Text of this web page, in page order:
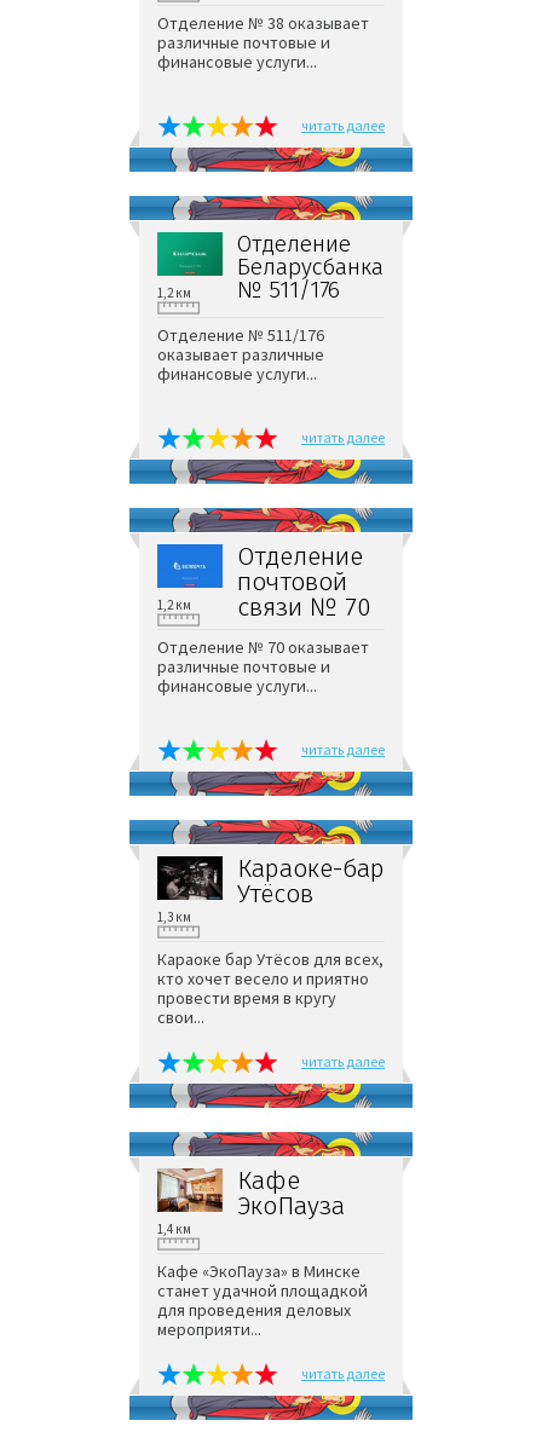
Отделение № 38 оказывает
различные почтовые и
финансовые услуги...
читать далее
Отделение
Беларусбанка
№ 511/176
1,2 км
Отделение № 511/176
оказывает различные
финансовые услуги...
читать далее
Отделение
почтовой
связи № 70
1,2 км
Отделение № 70 оказывает
различные почтовые и
финансовые услуги...
читать далее
Караоке-бар
Утёсов
1,3 км
Караоке бар Утёсов для всех,
кто хочет весело и приятно
провести время в кругу
свои...
читать далее
Кафе
ЭкоПауза
1,4 км
Кафе «ЭкоПауза» в Минске
станет удачной площадкой
для проведения деловых
мероприяти...
читать далее